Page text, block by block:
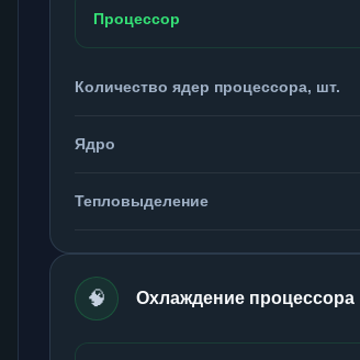
Процессор
Количество ядер процессора, шт.
Ядро
Тепловыделение
🧠 Охлаждение процессора